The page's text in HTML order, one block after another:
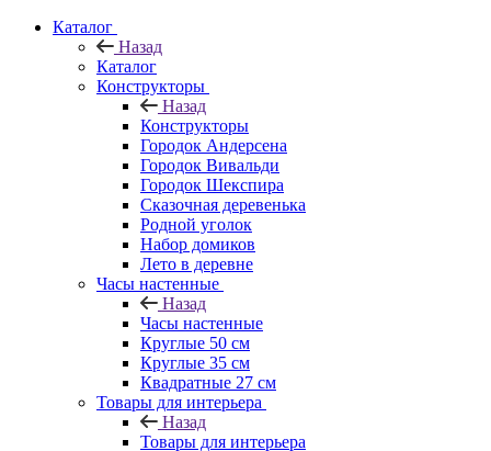
Каталог
Назад
Каталог
Конструкторы
Назад
Конструкторы
Городок Андерсена
Городок Вивальди
Городок Шекспира
Сказочная деревенька
Родной уголок
Набор домиков
Лето в деревне
Часы настенные
Назад
Часы настенные
Круглые 50 см
Круглые 35 см
Квадратные 27 см
Товары для интерьера
Назад
Товары для интерьера